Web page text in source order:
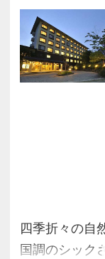
四季折々の自
国調のシック